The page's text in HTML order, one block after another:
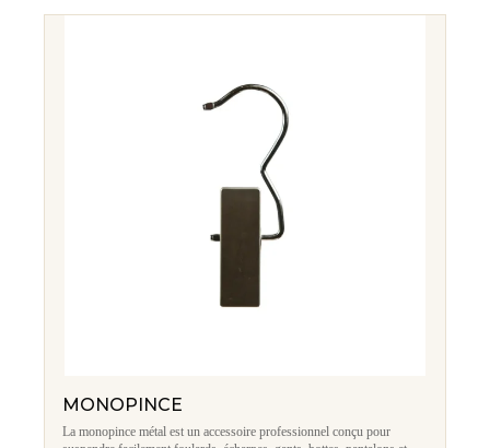
MONOPINCE
La monopince métal est un accessoire professionnel conçu pour